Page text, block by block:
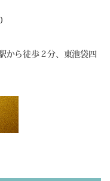
から徒歩２分、東池袋四